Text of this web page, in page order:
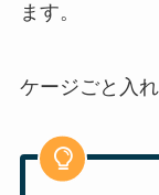
ます。
ケージごと入れ